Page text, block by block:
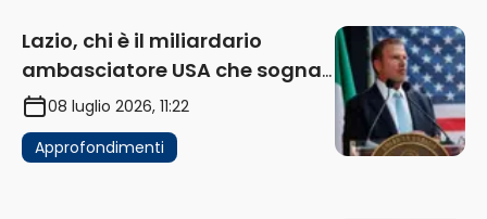
Lazio, chi è il miliardario
ambasciatore USA che sogna
di acquistare un club in Italia
08 luglio 2026, 11:22
Approfondimenti